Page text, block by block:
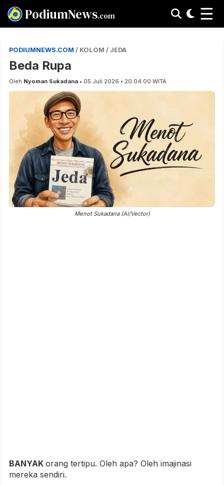
PodiumNews.com ☰
PODIUMNEWS.COM / KOLOM / JEDA
Beda Rupa
Oleh Nyoman Sukadana • 05 Juli 2026 • 20:04:00 WITA
Menot Sukadana (AI/Vector)
BANYAK orang tertipu. Oleh apa? Oleh imajinasi
mereka sendiri.